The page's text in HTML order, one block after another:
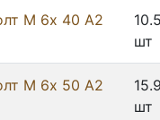
М 6х 40 А2
шт
М 6х 50 А2
шт